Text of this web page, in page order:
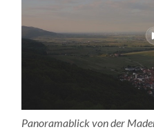
Panoramablick von der